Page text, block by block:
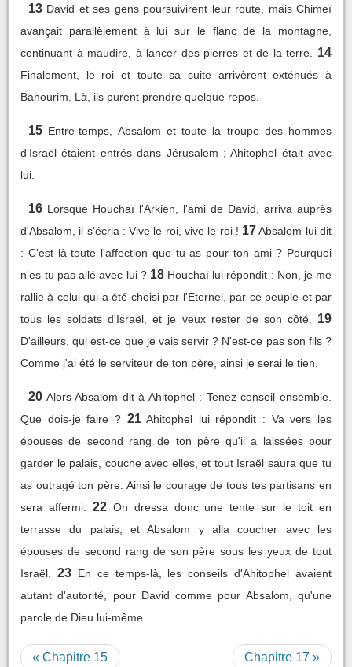
13 David et ses gens poursuivirent leur route, mais Chimeï
avançait parallèlement à lui sur le flanc de la montagne,
continuant à maudire, à lancer des pierres et de la terre.
14
Finalement, le roi et toute sa suite arrivèrent exténués à
Bahourim. Là, ils purent prendre quelque repos.
15 Entre-temps, Absalom et toute la troupe des hommes
d'Israël étaient entrés dans Jérusalem ; Ahitophel était avec
lui.
16 Lorsque Houchaï l'Arkien, l'ami de David, arriva auprès
d'Absalom, il s'écria : Vive le roi, vive le roi ! 17 Absalom lui dit
: C'est là toute l'affection que tu as pour ton ami ? Pourquoi
n'es-tu pas allé avec lui ? 18 Houchaï lui répondit : Non, je me
rallie à celui qui a été choisi par l'Eternel, par ce peuple et par
tous les soldats d'Israël, et je veux rester de son côté.
19
D'ailleurs, qui est-ce que je vais servir ? N'est-ce pas son fils ?
Comme j'ai été le serviteur de ton père, ainsi je serai le tien.
20 Alors Absalom dit à Ahitophel : Tenez conseil ensemble.
Que dois-je faire ? 21 Ahitophel lui répondit : Va vers les
épouses de second rang de ton père qu'il a laissées pour
garder le palais, couche avec elles, et tout Israël saura que tu
as outragé ton père. Ainsi le courage de tous tes partisans en
sera affermi.
22 On dressa donc une tente sur le toit en
terrasse du palais, et Absalom y alla coucher avec les
épouses de second rang de son père sous les yeux de tout
Israël.
23 En ce temps-là, les conseils d'Ahitophel avaient
autant d'autorité, pour David comme pour Absalom, qu'une
parole de Dieu lui-même.
« Chapitre 15 Chapitre 17 »